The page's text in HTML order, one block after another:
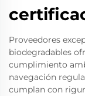
Proveedores
biodegradables
cumplimiento
navegación
cumplan con